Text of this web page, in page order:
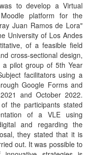
to develop a Virtual
platform for the
Juan Ramos de Lora"
University of Los Andes
of a feasible field
cross-sectional design,
a pilot group of 5th Year
facilitators using a
Google Forms and
and October 2022.
the participants stated
of a VLE using
and regarding the
they stated that it is
out. It was possible to